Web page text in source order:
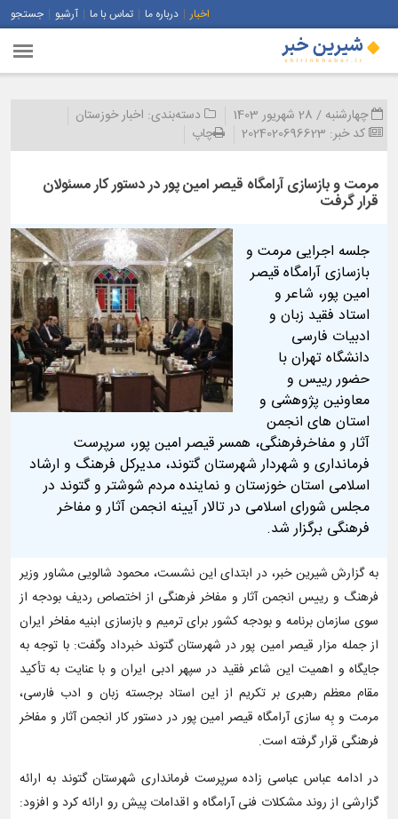
اخبار درباره ما تماس با ما آرشیو جستجو
چهارشنبه / 28 شهریور 1403 دسته‌بندی: اخبار خوزستان
کد خبر: 2024020696623 چاپ
مرمت و بازسازی آرامگاه قیصر امین پور در دستور کار مسئولان
قرار گرفت
جلسه اجرایی مرمت و
بازسازی آرامگاه قیصر
امین پور، شاعر و
استاد فقید زبان و
ادبیات فارسی
دانشگاه تهران با
حضور رییس و
معاونین پژوهشی و
استان های انجمن
آثار و مفاخرفرهنگی، همسر قیصر امین پور، سرپرست
فرمانداری و شهردار شهرستان گتوند، مدیرکل فرهنگ و ارشاد
اسلامی استان خوزستان و نماینده مردم شوشتر و گتوند در
مجلس شورای اسلامی در تالار آیینه انجمن آثار و مفاخر
فرهنگی برگزار شد.
به گزارش شیرین خبر، در ابتدای این نشست، محمود شالویی مشاور وزیر
فرهنگ و رییس انجمن آثار و مفاخر فرهنگی از اختصاص ردیف بودجه از
سوی سازمان برنامه و بودجه کشور برای ترمیم و بازسازی ابنیه مفاخر ایران
از جمله مزار قیصر امین پور در شهرستان گتوند خبرداد وگفت: با توجه به
جایگاه و اهمیت این شاعر فقید در سپهر ادبی ایران و با عنایت به تأکید
مقام معظم رهبری بر تکریم از این استاد برجسته زبان و ادب فارسی،
مرمت و بِه سازی آرامگاه قیصر امین پور در دستور کار انجمن آثار و مفاخر
فرهنگی قرار گرفته است.
در ادامه عباس عباسی زاده سرپرست فرمانداری شهرستان گتوند به ارائه
گزارشی از روند مشکلات فنی آرامگاه و اقدامات پیش رو ارائه کرد و افزود: